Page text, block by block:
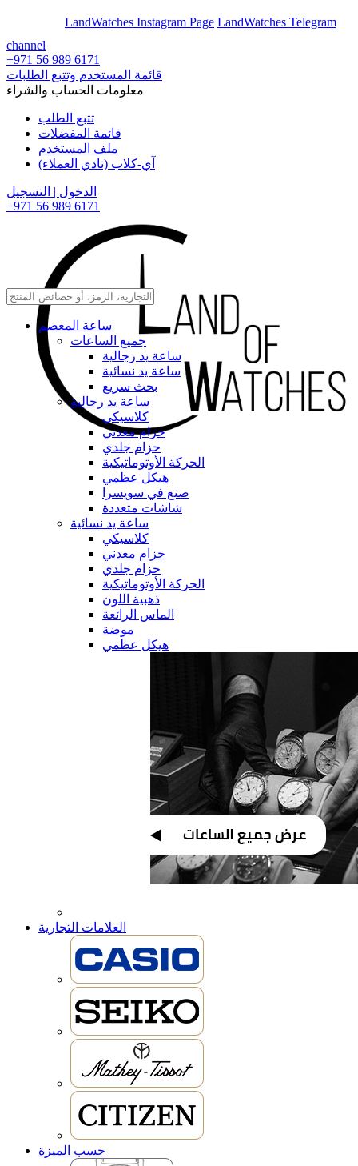
LandWatches Instagram Page LandWatches Telegram
channel
+971 56 989 6171
قائمة المستخدم وتتبع الطلبات
معلومات الحساب والشراء
تتبع الطلب
قائمة المفضلات
ملف المستخدم
آي-كلاب (نادي العملاء)
الدخول | التسجيل
+971 56 989 6171
ساعة المعصم
جميع الساعات
ساعة يد رجالية
ساعة يد نسائية
بحث سريع
ساعة يد رجالية
كلاسيكي
حزام معدني
حزام جلدي
الحركة الأوتوماتيكية
هيكل عظمي
صنع في سويسرا
شاشات متعددة
ساعة يد نسائية
كلاسيكي
حزام معدني
حزام جلدي
الحركة الأوتوماتيكية
ذهبية اللون
الماس الرائعة
موضة
هيكل عظمي
العلامات التجارية
حسب الميزة